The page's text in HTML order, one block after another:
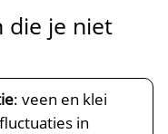
die je niet
: veen en klei
in